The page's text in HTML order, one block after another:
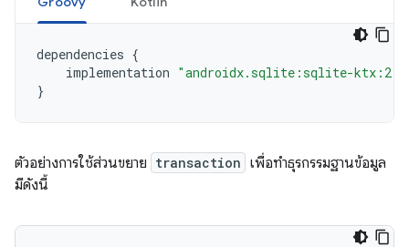
dependencies {
implementation "androidx.sqlite:sqlite-
}
ตัวอย่างการใช้ส่วนขยาย transaction เพื่อทำธุรกรรมฐานข้อมูล
มีดังนี้